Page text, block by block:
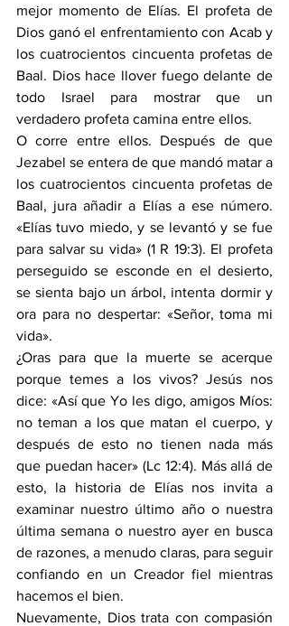
mejor momento de Elías. El profeta de
Dios ganó el enfrentamiento con Acab y
los cuatrocientos cincuenta profetas de
Baal. Dios hace llover fuego delante de
todo Israel para mostrar que un
verdadero profeta camina entre ellos.
O corre entre ellos. Después de que
Jezabel se entera de que mandó matar a
los cuatrocientos cincuenta profetas de
Baal, jura añadir a Elías a ese número.
«Elías tuvo miedo, y se levantó y se fue
para salvar su vida» (1 R 19:3). El profeta
perseguido se esconde en el desierto,
se sienta bajo un árbol, intenta dormir y
ora para no despertar: «Señor, toma mi
vida».
¿Oras para que la muerte se acerque
porque temes a los vivos? Jesús nos
dice: «Así que Yo les digo, amigos Míos:
no teman a los que matan el cuerpo, y
después de esto no tienen nada más
que puedan hacer» (Lc 12:4). Más allá de
esto, la historia de Elías nos invita a
examinar nuestro último año o nuestra
última semana o nuestro ayer en busca
de razones, a menudo claras, para seguir
confiando en un Creador fiel mientras
hacemos el bien.
Nuevamente, Dios trata con compasión